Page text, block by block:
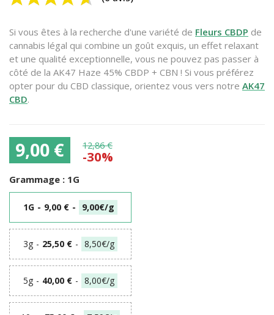
Si vous êtes à la recherche d'une variété de Fleurs CBDP de
cannabis légal qui combine un goût exquis, un effet relaxant
et une qualité exceptionnelle, vous ne pouvez pas passer à
côté de la AK47 Haze 45% CBDP + CBN ! Si vous préférez
opter pour du CBD classique, orientez vous vers notre AK47
CBD.
9,00 € 12,86 €
-30%
Grammage : 1G
1G - 9,00 € - 9,00€/g
3g - 25,50 € - 8,50€/g
5g - 40,00 € - 8,00€/g